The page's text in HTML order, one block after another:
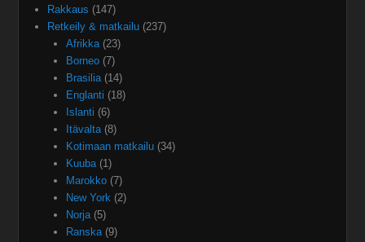
Rakkaus (147)
Retkeily & matkailu (237)
Afrikka(23)
Borneo(7)
Brasilia(14)
Englanti (18)
Islanti (6)
Itävalta(8)
Kotimaan matkailu(34)
Kuuba(1)
Marokko(7)
New York(2)
Norja(5)
Ranska(9)